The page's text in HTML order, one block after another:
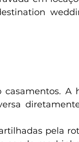
casamentos. A
pela